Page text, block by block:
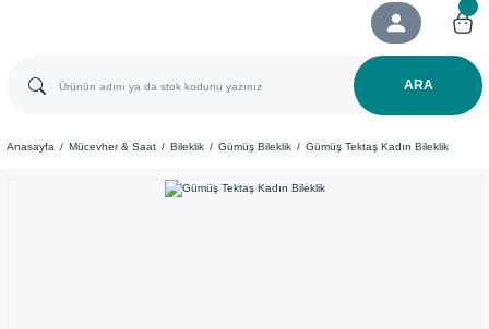
ARA
Anasayfa Mücevher & Saat Bileklik Gümüş Bileklik Gümüş Tektaş Kadın Bileklik